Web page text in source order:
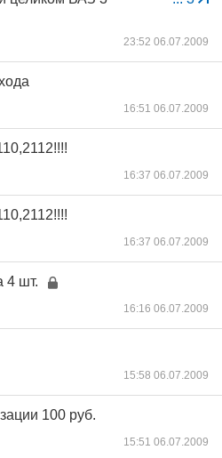
23:52 06.07.2009
16:51 06.07.2009
16:37 06.07.2009
16:37 06.07.2009
4 шт.
16:16 06.07.2009
15:58 06.07.2009
100 руб.
15:51 06.07.2009